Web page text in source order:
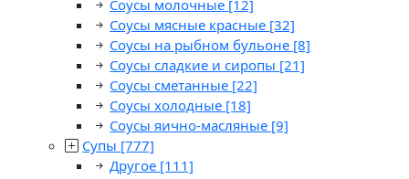
Соусы молочные [12]
Соусы мясные красные [32]
Соусы на рыбном бульоне [8]
Соусы сладкие и сиропы [21]
Соусы сметанные [22]
Соусы холодные [18]
Соусы яично-масляные [9]
Супы [777]
Другое [111]